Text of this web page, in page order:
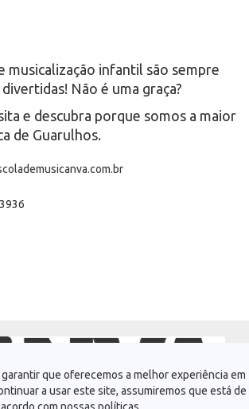
musicalização infantil são sempre
Não é uma graça?
e descubra porque somos a maior
de Guarulhos.
que oferecemos a melhor experiência em
a usar este site, assumiremos que está de